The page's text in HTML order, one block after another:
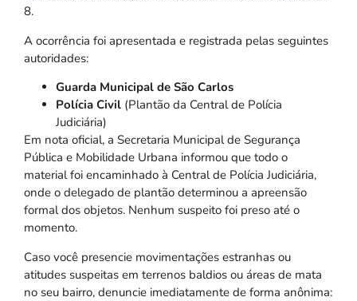
8.
A ocorrência foi apresentada e registrada pelas seguintes
autoridades:
Guarda Municipal de São Carlos
Polícia Civil (Plantão da Central de Polícia
Judiciária)
Em nota oficial, a Secretaria Municipal de Segurança
Pública e Mobilidade Urbana informou que todo o
material foi encaminhado à Central de Polícia Judiciária,
onde o delegado de plantão determinou a apreensão
formal dos objetos. Nenhum suspeito foi preso até o
momento.
Caso você presencie movimentações estranhas ou
atitudes suspeitas em terrenos baldios ou áreas de mata
no seu bairro, denuncie imediatamente de forma anônima: